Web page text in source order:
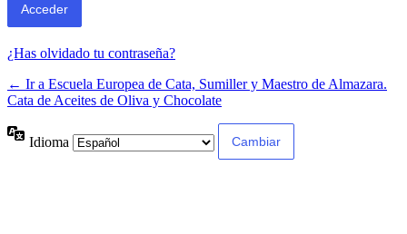
¿Has olvidado tu contraseña?
← Ir a Escuela Europea de Cata, Sumiller y Maestro de Almazara.
Cata de Aceites de Oliva y Chocolate
Idioma